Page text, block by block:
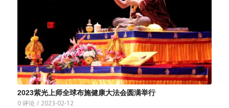
2023紫光上师全球布施健康大法会圆满举行
0 评论 / 2023-02-12